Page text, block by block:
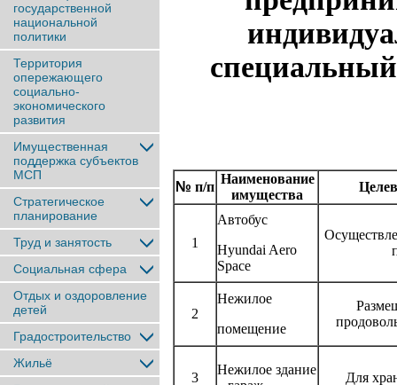
государственной
национальной
политики
Территория
опережающего
социально-
экономического
развития
Имущественная
поддержка субъектов
МСП
Стратегическое
планирование
Труд и занятость
Социальная сфера
Отдых и оздоровление
детей
Градостроительство
Жильё
№ п/п
Наименование
имущества
1
Автобус
Hyundai Aero
Space
2
Нежилое
помещение
3
Нежилое здание
Для